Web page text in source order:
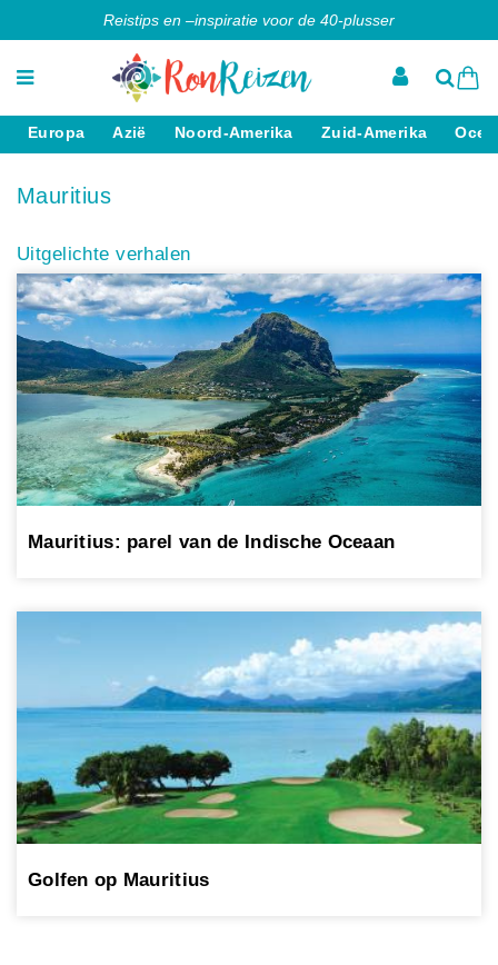
Reistips en –inspiratie voor de 40-plusser
Europa Azië Noord-Amerika Zuid-Amerika
Mauritius
Uitgelichte verhalen
Mauritius: parel van de Indische Oceaan
Golfen op Mauritius